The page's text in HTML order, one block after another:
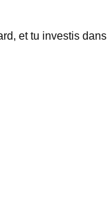
et tu investis